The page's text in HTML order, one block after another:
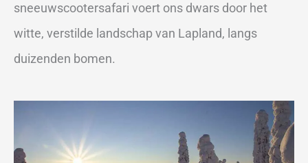
sneeuwscootersafari voert ons dwars door het
witte, verstilde landschap van Lapland, langs
duizenden bomen.